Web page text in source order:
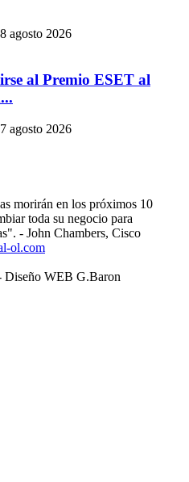
8 agosto 2026
al Premio ESET al
7 agosto 2026
morirán en los próximos 10
toda su negocio para
- John Chambers, Cisco
ol.com
WEB G.Baron